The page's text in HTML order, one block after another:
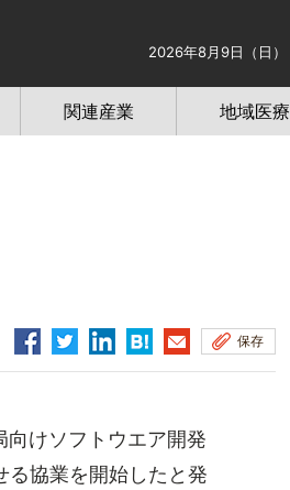
2026年8月9日（日）
関連産業 地域医療
保存
けソフトウエア開発
る協業を開始したと発